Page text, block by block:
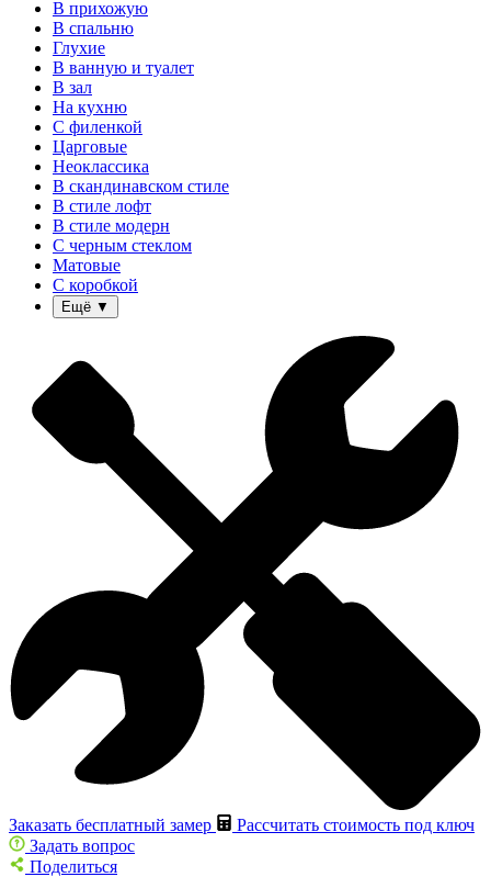
В прихожую
В спальню
Глухие
В ванную и туалет
В зал
На кухню
С филенкой
Царговые
Неоклассика
В скандинавском стиле
В стиле лофт
В стиле модерн
С черным стеклом
Матовые
С коробкой
Ещё ▼
Заказать бесплатный замер
Рассчитать стоимость под ключ
Задать вопрос
Поделиться